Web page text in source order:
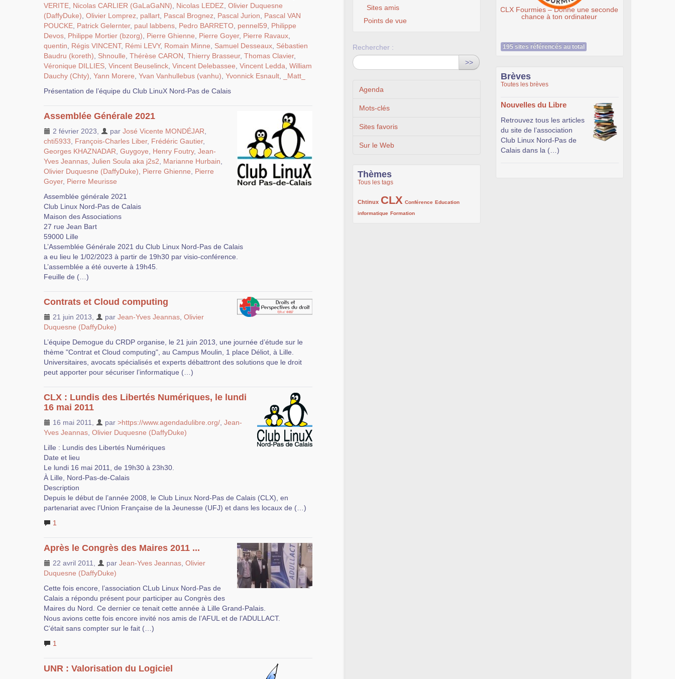
VERITE Nicolas CARLIER (GaLaGaNN) Nicolas LEDEZ Olivier Duquesne
(DaffyDuke) Olivier Lomprez pallart Pascal Brognez Pascal Jurion
Pascal VAN
POUCKE Patrick Gelernter, paul labbens Pedro BARRETO pennel59
Philippe
Devos Philippe Mortier (bzorg) Pierre Ghienne Pierre Goyer, Pierre Ravaux
quentin
Régis VINCENT, Rémi LEVY, Romain Minne Samuel Desseaux Sébastien
Baudru (koreth)
Shnoulle Thérèse CARON Thierry Brasseur, Thomas Clavier,
Véronique DILLIES Vincent Beuselinck Vincent Delebassee Vincent Ledda William
Dauchy (Chty) Yann Morere Yvan Vanhullebus (vanhu) Yvonnick Esnault
_Matt_
Présentation de l’équipe du Club LinuX Nord-Pas de Calais
Assemblée Générale 2021
2 février 2023 par José Vicente MONDÉJAR
chti5933
François-Charles Liber, Frédéric Gautier,
Georges KHAZNADAR Guygoye Henry Foutry, Jean-
Yves Jeannas Julien Soula aka j2s2 Marianne Hurbain
Olivier Duquesne (DaffyDuke)
Pierre Ghienne
Pierre
Goyer, Pierre Meurisse
Assemblée générale 2021
Club Linux Nord-Pas de Calais
Maison des Associations
27 rue Jean Bart
59000 Lille
L’Assemblée Générale 2021 du Club Linux Nord-Pas de Calais
a eu lieu le 1/02/2023 à partir de 19h30 par visio-conférence.
L’assemblée a été ouverte à 19h45.
Feuille de (…)
Contrats et Cloud computing
21 juin 2013 par Jean-Yves Jeannas Olivier
Duquesne (DaffyDuke)
L’équipe Demogue du CRDP organise, le 21 juin 2013, une journée d’étude sur le
thème "Contrat et Cloud computing", au Campus Moulin, 1 place Déliot, à Lille.
Universitaires, avocats spécialisés et experts débattront des solutions que le droit
peut apporter pour sécuriser l’informatique (…)
CLX : Lundis des Libertés Numériques, le lundi
16 mai 2011
16 mai 2011 par >https://www.agendadulibre.org/ Jean-
Yves Jeannas Olivier Duquesne (DaffyDuke)
Lille : Lundis des Libertés Numériques
Date et lieu
Le lundi 16 mai 2011, de 19h30 à 23h30.
À Lille, Nord-Pas-de-Calais
Description
Depuis le début de l’année 2008, le Club Linux Nord-Pas de Calais (CLX), en
partenariat avec l’Union Française de la Jeunesse (UFJ) et dans les locaux de (…)
1
Après le Congrès des Maires 2011 ...
22 avril 2011 par Jean-Yves Jeannas Olivier
Duquesne (DaffyDuke)
Cette fois encore, l’association CLub Linux Nord-Pas de
Calais a répondu présent pour participer au Congrès des
Maires du Nord. Ce dernier ce tenait cette année à Lille Grand-Palais.
Nous avions cette fois encore invité nos amis de l’AFUL et de l’ADULLACT.
C’était sans compter sur le fait (…)
1
UNR : Valorisation du Logiciel
Sites amis
Points de vue
Rechercher :
>>
Agenda
Mots-clés
Sites favoris
Sur le Web
Thèmes
Tous les tags
Chtinux
222/1002CLX
1002/1002 Conférence
132/1002
Education
informatique
119/1002 Formation
168/1002
Association Éthiciel
195 sites référencés au total
Brèves
Toutes les brèves
Nouvelles du Libre
Retrouvez tous les articles
du site de l’association
Club Linux Nord-Pas de
Calais dans la (…)